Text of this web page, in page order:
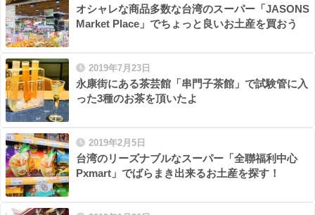
オシャレな商品多数な台湾のスーパー「JASONS
Market Place」でちょっと良いお土産を買おう
2019年7月23日
永康街にある茶芸館「串門子茶館」で試験管に入
った3種のお茶を頂いたよ
2019年2月5日
台湾のリーズナブルなスーパー「全聯福利中心
Pxmart」でばらまき出来るお土産を探す！